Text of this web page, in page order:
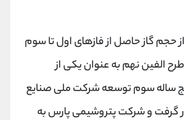
حجم گاز حاصل از فازهای اول تا سوم
الفین نهم به عنوان یکی از
سوم توسعه شرکت ملی صنایع
گرفت و شرکت پتروشیمی پارس به